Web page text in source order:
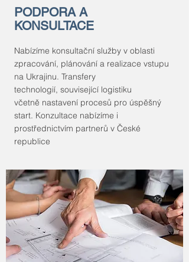
PODPORA A
KONSULTACE
Nabízíme konsultační služby v oblasti
zpracování, plánování a realizace vstupu
na Ukrajinu. Transfery
technologií, související logistiku
včetně nastavení procesů pro úspěšný
start. Konzultace nabízíme i
prostřednictvím partnerů v České
republice